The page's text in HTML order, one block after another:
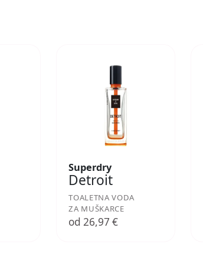
Superdry
Detroit
TOALETNA VODA
ZA MUŠKARCE
od 26,97 €